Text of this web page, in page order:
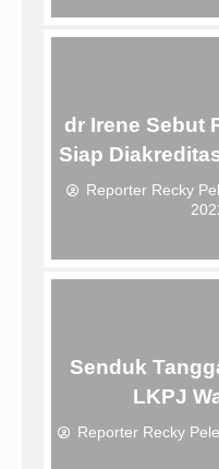
dr Irene Sebut
Siap
Reporter Recky
Senduk
LKPJ
Reporter Recky